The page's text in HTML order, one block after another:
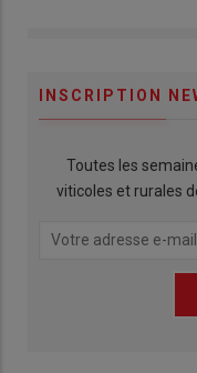
INSCRIPTION
Toutes les
viticoles et rurales